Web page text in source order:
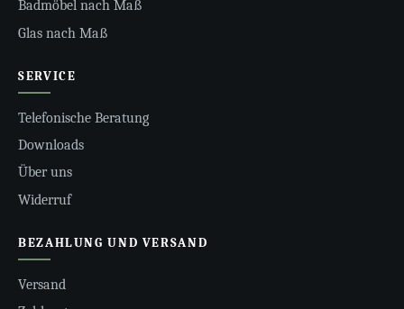
Badmöbel nach Maß
Glas nach Maß
SERVICE
Telefonische Beratung
Downloads
Über uns
Widerruf
BEZAHLUNG UND VERSAND
Versand